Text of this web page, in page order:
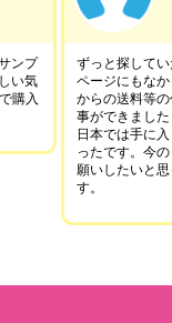
ンプ
い気
購入
ずっと探して
ページにもな
からの送料等
事ができました
日本では手に
ったです。今
願いしたいと
す。